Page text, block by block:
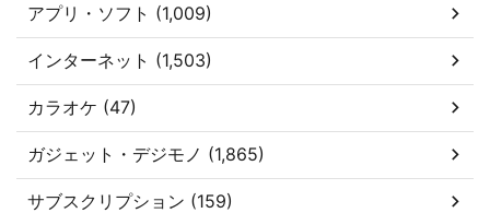
アプリ・ソフト (1,009)
インターネット (1,503)
カラオケ (47)
ガジェット・デジモノ (1,865)
サブスクリプション (159)